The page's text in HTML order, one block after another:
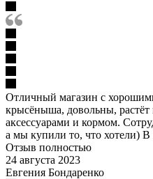
Отличный магазин с
крысёныша, довольны, растёт
аксессуарами и кормом.
а мы купили то, что хотели)
Отзыв полностью
24 августа 2023
Евгения Бондаренко